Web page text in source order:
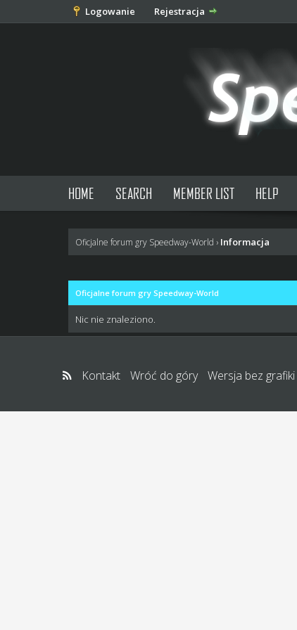
Logowanie Rejestracja
HOME SEARCH MEMBER LIST HELP
Oficjalne forum gry Speedway-World › Informacja
Oficjalne forum gry Speedway-World
Nic nie znaleziono.
Kontakt Wróć do góry Wersja bez grafiki